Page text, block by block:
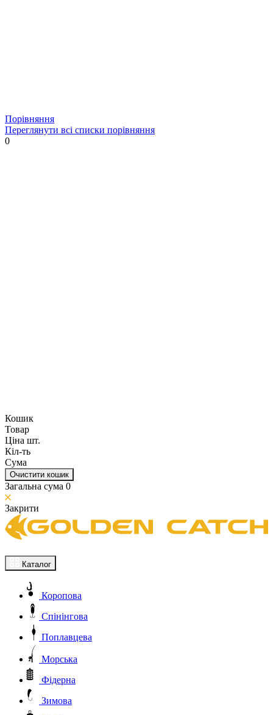
Порівняння
Переглянути всі списки порівняння
0
Кошик
Товар
Ціна шт.
Кіл-ть
Сума
Очистити кошик
Загальна сума 0
Закрити
Каталог
Коропова
Спінінгова
Поплавцева
Морська
Фідерна
Зимова